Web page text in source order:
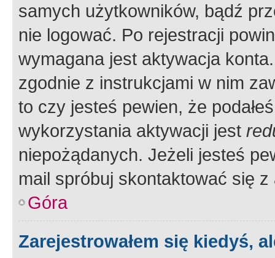
samych użytkowników, bądź
nie logować. Po rejestracji
wymagana jest aktywacja
zgodnie z instrukcjami w nim
to czy jesteś pewien, że
wykorzystania aktywacji jest
niepożądanych. Jeżeli jesteś
mail spróbuj skontaktować się
Góra
Zarejestrowałem się kiedyś,